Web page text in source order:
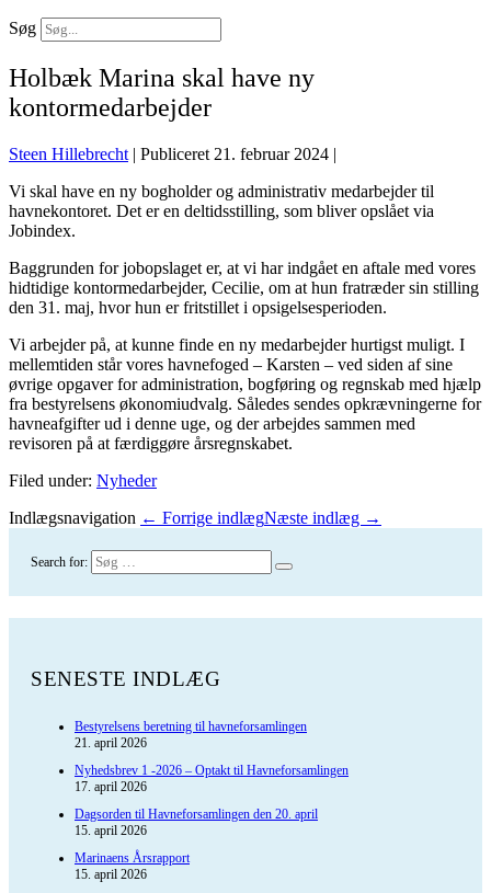
Søg
Holbæk Marina skal have ny
kontormedarbejder
Steen Hillebrecht | Publiceret 21. februar 2024 |
Vi skal have en ny bogholder og administrativ medarbejder til
havnekontoret. Det er en deltidsstilling, som bliver opslået via
Jobindex.
Baggrunden for jobopslaget er, at vi har indgået en aftale med vores
hidtidige kontormedarbejder, Cecilie, om at hun fratræder sin stilling
den 31. maj, hvor hun er fritstillet i opsigelsesperioden.
Vi arbejder på, at kunne finde en ny medarbejder hurtigst muligt. I
mellemtiden står vores havnefoged – Karsten – ved siden af sine
øvrige opgaver for administration, bogføring og regnskab med hjælp
fra bestyrelsens økonomiudvalg. Således sendes opkrævningerne for
havneafgifter ud i denne uge, og der arbejdes sammen med
revisoren på at færdiggøre årsregnskabet.
Filed under: Nyheder
Indlægsnavigation ← Forrige indlægNæste indlæg →
Search for:
SENESTE INDLÆG
Bestyrelsens beretning til havneforsamlingen
21. april 2026
Nyhedsbrev 1 -2026 – Optakt til Havneforsamlingen
17. april 2026
Dagsorden til Havneforsamlingen den 20. april
15. april 2026
Marinaens Årsrapport
15. april 2026